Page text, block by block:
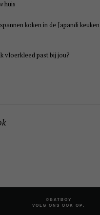
huis
koken in de Japandi keuken
vloerkleed past bij jou?
©BATBOY
VOLG ONS OOK OP: